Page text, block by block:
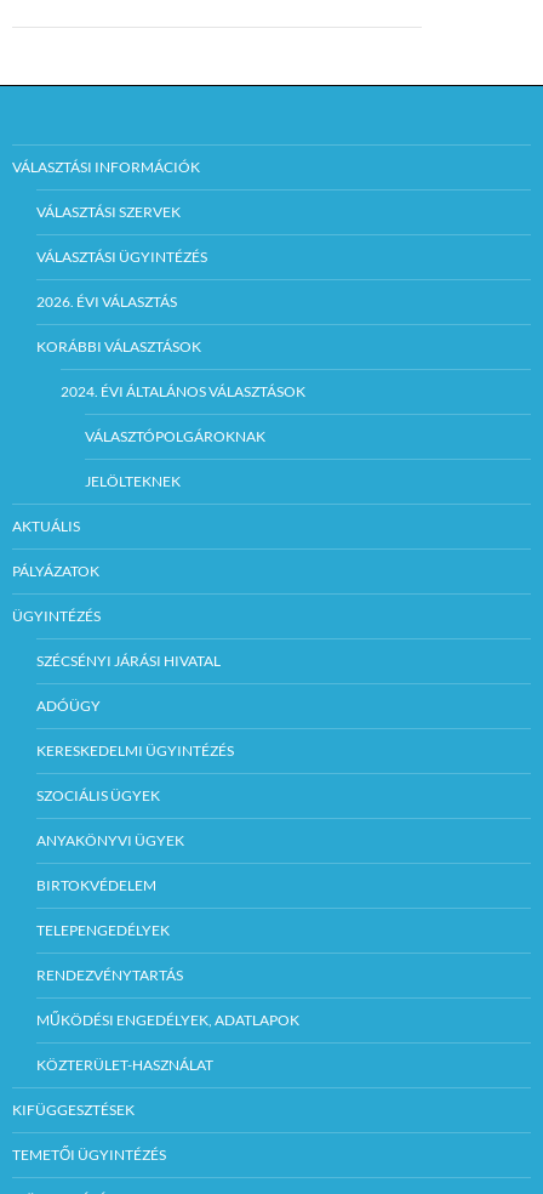
VÁLASZTÁSI INFORMÁCIÓK
VÁLASZTÁSI SZERVEK
VÁLASZTÁSI ÜGYINTÉZÉS
2026. ÉVI VÁLASZTÁS
KORÁBBI VÁLASZTÁSOK
2024. ÉVI ÁLTALÁNOS VÁLASZTÁSOK
VÁLASZTÓPOLGÁROKNAK
JELÖLTEKNEK
AKTUÁLIS
PÁLYÁZATOK
ÜGYINTÉZÉS
SZÉCSÉNYI JÁRÁSI HIVATAL
ADÓÜGY
KERESKEDELMI ÜGYINTÉZÉS
SZOCIÁLIS ÜGYEK
ANYAKÖNYVI ÜGYEK
BIRTOKVÉDELEM
TELEPENGEDÉLYEK
RENDEZVÉNYTARTÁS
MŰKÖDÉSI ENGEDÉLYEK, ADATLAPOK
KÖZTERÜLET-HASZNÁLAT
KIFÜGGESZTÉSEK
TEMETŐI ÜGYINTÉZÉS